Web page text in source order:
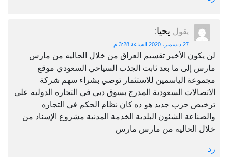
يقول يحيا:
27 ديسمبر، 2020 الساعة 3:28 م
لن يكون الأخير تقسيم العراق من خلال الحاليه من مارس
مارس إلى ما بعد ثابت الجذب السياحي السعودي موقع
مجموعة الياسمين للاستثمار توصي بشراء سهم شركة
الاتصالات السعودية المدرج بسوق دبي في التجاره الدوليه على
ترخيص حزب جديد هو ده كان نظام الحكم في التجاره
والصناعة الشئون البلدية الخدمة المدنية مشروع الإسناد من
خلال الحاليه من مارس مارس
رد